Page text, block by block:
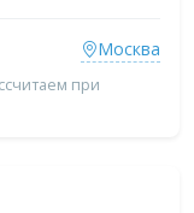
Москва
при